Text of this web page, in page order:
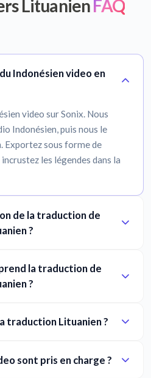
LituanienFAQ
Indonésien video en
video sur Sonix. Nous
Indonésien, puis nous le
Exportez sous forme de
les légendes dans la
de la traduction de
?
la traduction de
?
traduction Lituanien ?
sont pris en charge ?